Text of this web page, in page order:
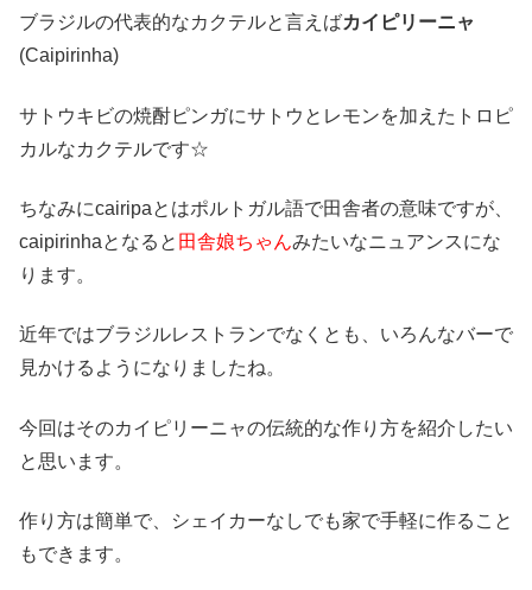
ブラジルの代表的なカクテルと言えばカイピリーニャ
(Caipirinha)
サトウキビの焼酎ピンガにサトウとレモンを加えたトロピ
カルなカクテルです☆
ちなみにcairipaとはポルトガル語で田舎者の意味ですが、
caipirinhaとなると 田舎娘ちゃんみたいなニュアンスにな
ります。
近年ではブラジルレストランでなくとも、いろんなバーで
見かけるようになりましたね。
今回はそのカイピリーニャの伝統的な作り方を紹介したい
と思います。
作り方は簡単で、シェイカーなしでも家で手軽に作ること
もできます。